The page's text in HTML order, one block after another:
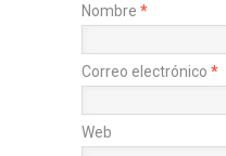
Nombre *
Correo electrónico *
Web